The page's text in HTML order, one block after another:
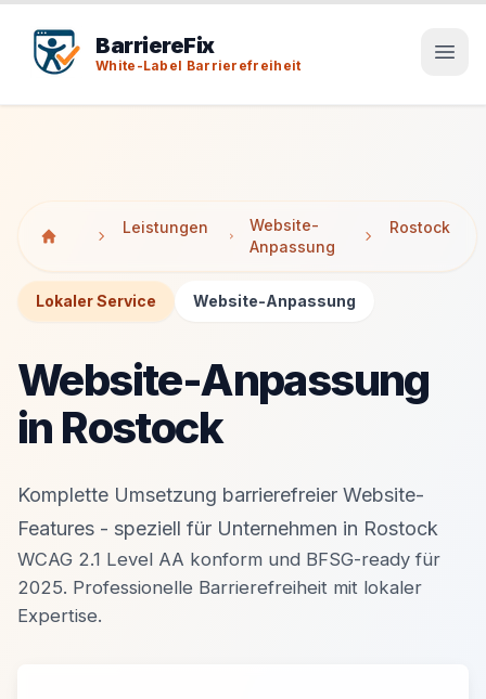
BarriereFix
White-Label Barrierefreiheit
Leistungen
Website-
Anpassung
Rostock
Lokaler Service Website-Anpassung
Website-Anpassung
in Rostock
Komplette Umsetzung barrierefreier Website-
Features - speziell für Unternehmen in Rostock
WCAG 2.1 Level AA konform und BFSG-ready für
2025. Professionelle Barrierefreiheit mit lokaler
Expertise.